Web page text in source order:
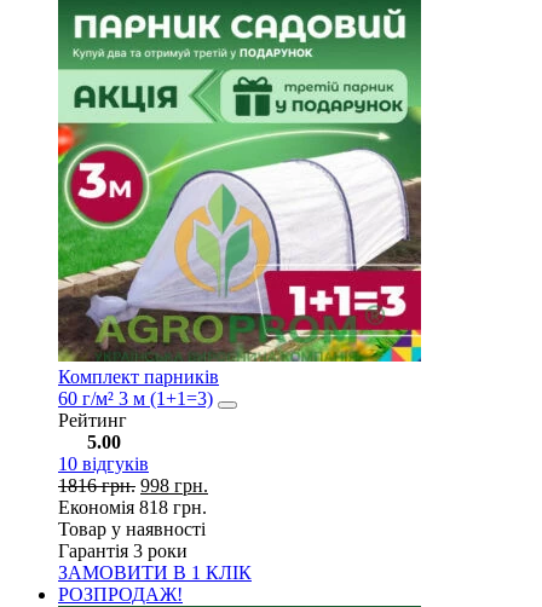
Комплект парників
60 г/м² 3 м (1+1=3)
Рейтинг
5.00
10 відгуків
1816грн. 998 грн.
Економія 818 грн.
Товар у наявності
Гарантія 3 роки
ЗАМОВИТИ В 1 КЛІК
РОЗПРОДАЖ!